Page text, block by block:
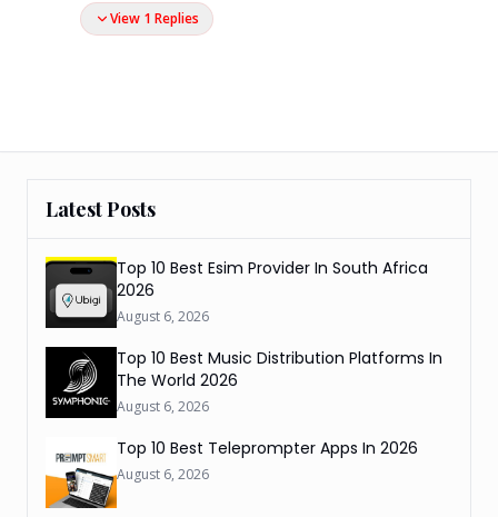
View 1 Replies
Latest Posts
Top 10 Best Esim Provider In South Africa
2026
August 6, 2026
Top 10 Best Music Distribution Platforms In
The World 2026
August 6, 2026
Top 10 Best Teleprompter Apps In 2026
August 6, 2026